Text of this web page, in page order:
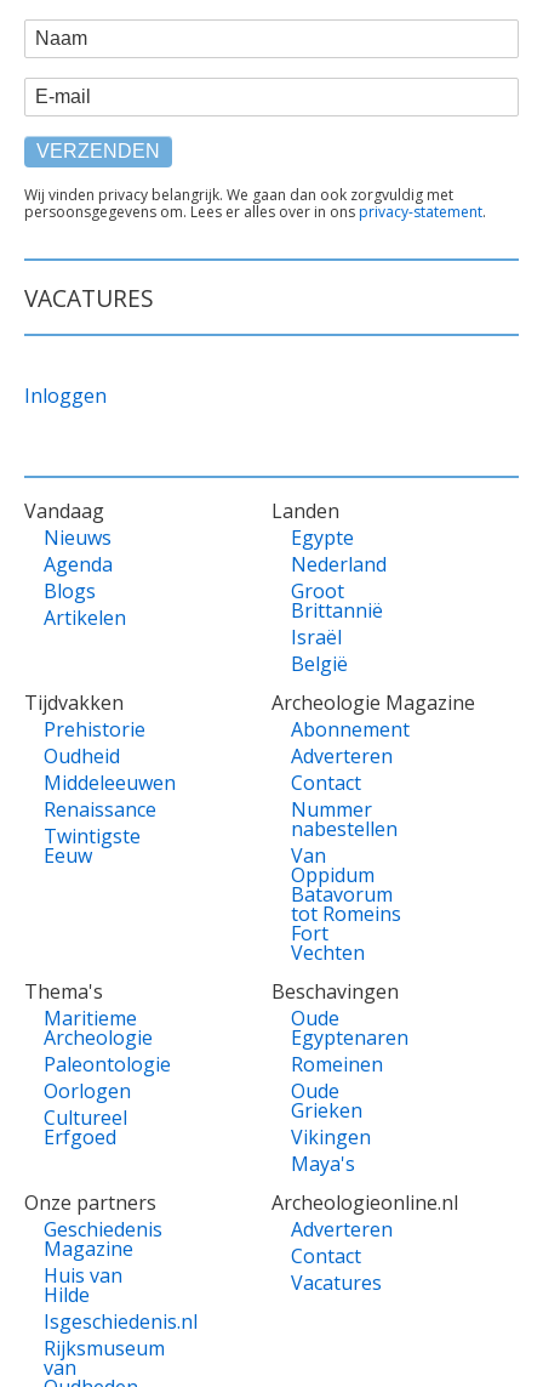
WEBFORM
Naam
E-mail
TEKST
ONDER
Wij vinden privacy belangrijk. We gaan dan ook zorgvuldig met
persoonsgegevens om. Lees er alles over in onsprivacy-statement.
VACATURES
Inloggen
VOET
Vandaag
Nieuws
Agenda
Blogs
Artikelen
Landen
Egypte
Nederland
Groot
Brittannië
Israël
België
Tijdvakken
Prehistorie
Oudheid
Middeleeuwen
Renaissance
Twintigste
Eeuw
Archeologie Magazine
Abonnement
Adverteren
Contact
Nummer
nabestellen
Van
Oppidum
Batavorum
tot Romeins
Fort
Vechten
Thema's
Maritieme
Archeologie
Paleontologie
Oorlogen
Cultureel
Erfgoed
Beschavingen
Oude
Egyptenaren
Romeinen
Oude
Grieken
Vikingen
Maya's
Onze partners
Geschiedenis
Magazine
Huis van
Hilde
Isgeschiedenis.nl
Rijksmuseum
van
Archeologieonline.nl
Adverteren
Contact
Vacatures